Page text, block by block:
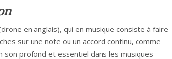
en anglais), qui en musique consiste à faire
sur une note ou un accord continu, comme
son profond et essentiel dans les musiques